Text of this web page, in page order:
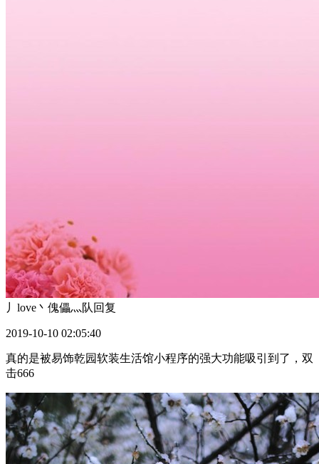
丿love丶傀儡灬队 回复
2019-10-10 02:05:40
真的是被易饰乾园软装生活馆小程序的强大功能吸引到了，双
击666